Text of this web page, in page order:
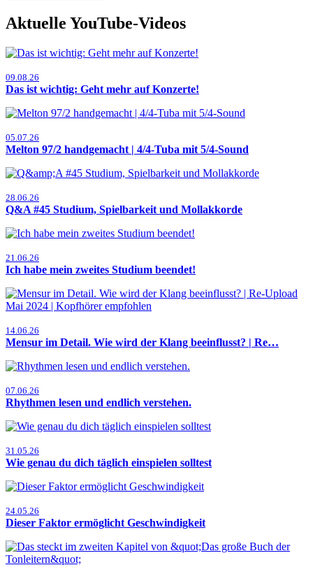
Aktuelle YouTube-Videos
09.08.26
Das ist wichtig: Geht mehr auf Konzerte!
05.07.26
Melton 97/2 handgemacht | 4/4-Tuba mit 5/4-Sound
28.06.26
Q&A #45 Studium, Spielbarkeit und Mollakkorde
21.06.26
Ich habe mein zweites Studium beendet!
14.06.26
Mensur im Detail. Wie wird der Klang beeinflusst? | Re…
07.06.26
Rhythmen lesen und endlich verstehen.
31.05.26
Wie genau du dich täglich einspielen solltest
24.05.26
Dieser Faktor ermöglicht Geschwindigkeit